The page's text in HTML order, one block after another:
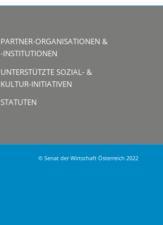
PARTNER-ORGANISATIONEN &
-INSTITUTIONEN
UNTERSTÜTZTE SOZIAL- &
KULTUR-INITIATIVEN
STATUTEN
© Senat der Wirtschaft Österreich 2022